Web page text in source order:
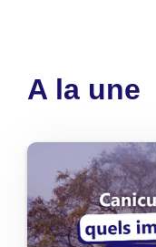
A la une